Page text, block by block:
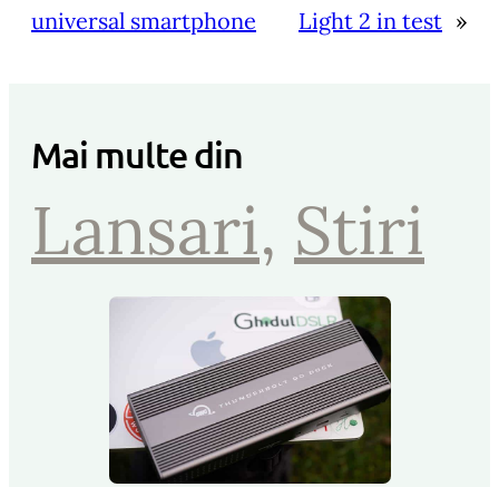
universal smartphone
Light 2 in test »
Mai multe din
Lansari, Stiri